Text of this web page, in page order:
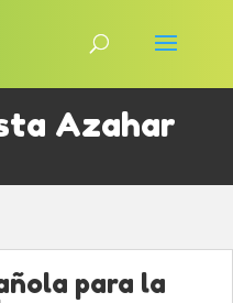
Azahar
para la